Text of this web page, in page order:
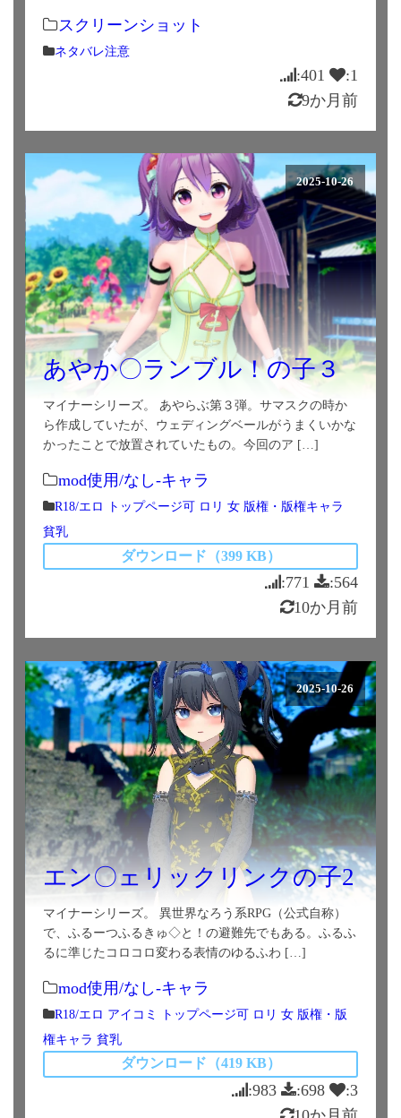
スクリーンショット
ネタバレ注意
:401
:1
9か月前
2025-10-26
あやか〇ランブル！の子３
マイナーシリーズ。 あやらぶ第３弾。サマスクの時か
ら作成していたが、ウェディングベールがうまくいかな
かったことで放置されていたもの。今回のア […]
mod使用/なし-キャラ
R18/エロ トップページ可 ロリ 女 版権・版権キャラ
貧乳
ダウンロード（399 KB）
:771
:564
10か月前
2025-10-26
エン〇ェリックリンクの子2
マイナーシリーズ。 異世界なろう系RPG（公式自称）
で、ふるーつふるきゅ◇と！の避難先でもある。ふるふ
るに準じたコロコロ変わる表情のゆるふわ […]
mod使用/なし-キャラ
R18/エロ アイコミ トップページ可 ロリ 女 版権・版
権キャラ 貧乳
ダウンロード（419 KB）
:983 :698
:3